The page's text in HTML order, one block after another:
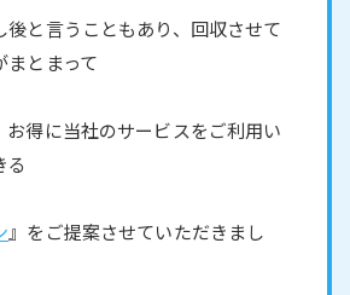
後と言うこともあり、回収させて
まとまって
お得に当社のサービスをご利用い
る
』をご提案させていただきまし